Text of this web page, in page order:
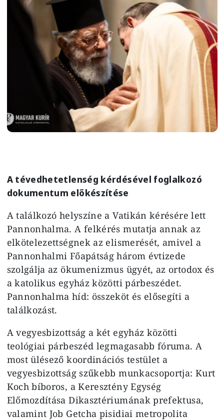
A tévedhetetlenség kérdésével foglalkozó
dokumentum előkészítése
A találkozó helyszíne a Vatikán kérésére lett
Pannonhalma. A felkérés mutatja annak az
elkötelezettségnek az elismerését, amivel a
Pannonhalmi Főapátság három évtizede
szolgálja az ökumenizmus ügyét, az ortodox és
a katolikus egyház közötti párbeszédet.
Pannonhalma híd: összeköt és elősegíti a
találkozást.
A vegyesbizottság a két egyház közötti
teológiai párbeszéd legmagasabb fóruma. A
most ülésező koordinációs testület a
vegyesbizottság szűkebb munkacsoportja: Kurt
Koch bíboros, a Keresztény Egység
Előmozdítása Dikasztériumának prefektusa,
valamint Job Getcha pisidiai metropolita